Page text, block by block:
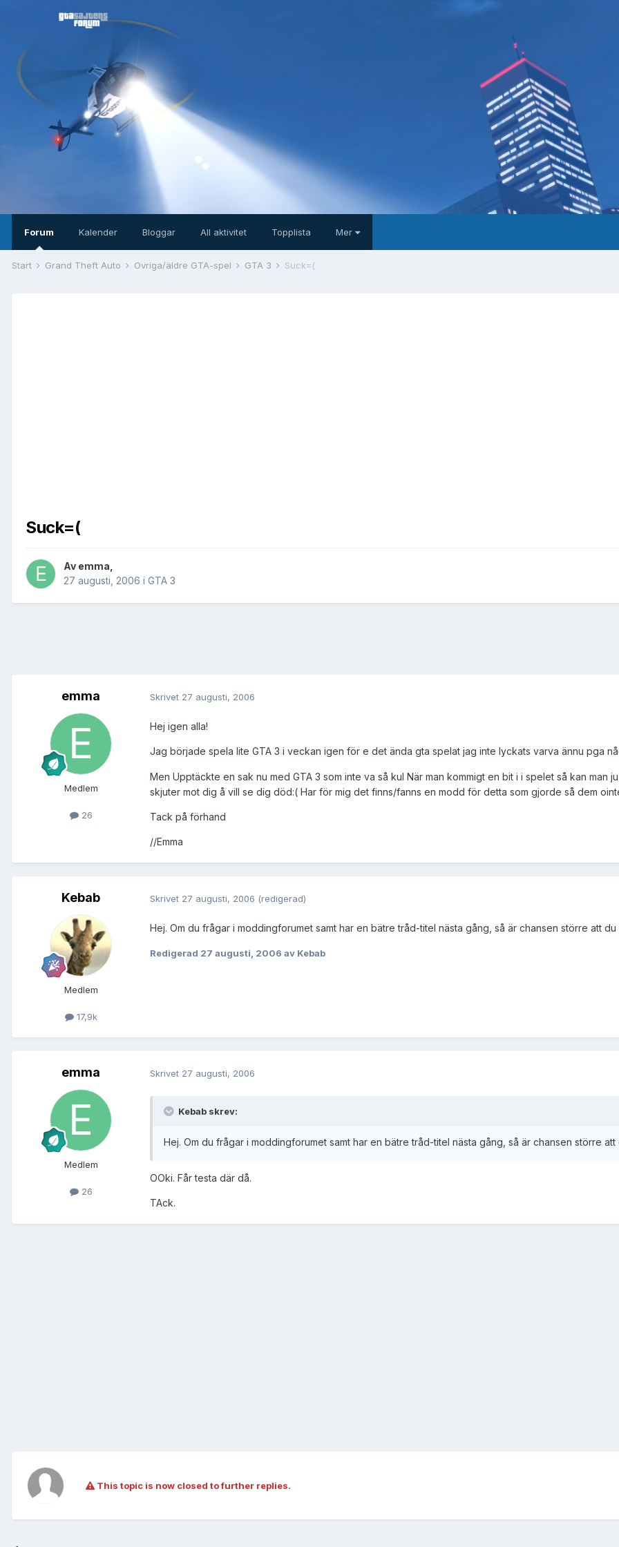
Forum Kalender Bloggar All aktivitet Topplista Mer
Start Grand Theft Auto Övriga/äldre GTA-spel GTA 3 Suck=(
Suck=(
Av emma
27 augusti, 2006 i GTA 3
emma
Medlem
26
Skrivet 27 augusti, 2006
Hej igen alla!
Jag började spela lite GTA 3 i veckan igen för e det ända gta spelat jag inte lyckats varva ännu pga
Men Upptäckte en sak nu med GTA 3 som inte va så kul När man kommigt en bit i i spelet så kan
skjuter mot dig å vill se dig död:( Har för mig det finns/fanns en modd för detta som gjorde så dem
Tack på förhand
//Emma
Kebab
Medlem
17,9k
Skrivet 27 augusti, 2006 (redigerad)
Hej. Om du frågar i moddingforumet samt har en bätre tråd-titel nästa gång, så är chansen större att du
Redigerad 27 augusti, 2006 av Kebab
emma
Medlem
26
Skrivet 27 augusti, 2006
Kebab skrev:
Hej. Om du frågar i moddingforumet samt har en bätre tråd-titel nästa gång, så är chansen större att
OOki. Får testa där då.
TAck.
This topic is now closed to further replies.